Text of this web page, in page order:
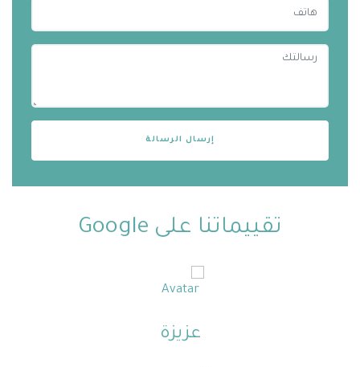
تقييماتنا على Google
عزيزة